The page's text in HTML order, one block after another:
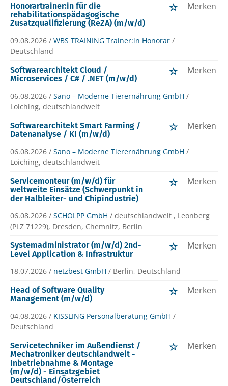
Honorartrainer:in für die
rehabilitationspädagogische
Zusatzqualifizierung (ReZA) (m/w/d)
Merken
09.08.2026 / WBS TRAINING Trainer:in Honorar /
Deutschland
Softwarearchitekt Cloud /
Microservices / C# / .NET (m/w/d)
Merken
06.08.2026 / Sano – Moderne Tierernährung GmbH /
Loiching, deutschlandweit
Softwarearchitekt Smart Farming /
Datenanalyse / KI (m/w/d)
Merken
06.08.2026 / Sano – Moderne Tierernährung GmbH /
Loiching, deutschlandweit
Servicemonteur (m/w/d) für
weltweite Einsätze (Schwerpunkt in
der Halbleiter- und Chipindustrie)
Merken
06.08.2026 / SCHOLPP GmbH / deutschlandweit , Leonberg
(PLZ 71229), Dresden, Chemnitz, Berlin
Systemadministrator (m/w/d) 2nd-
Level Application & Infrastruktur
Merken
18.07.2026 / netzbest GmbH / Berlin, Deutschland
Head of Software Quality
Management (m/w/d)
Merken
04.08.2026 / KISSLING Personalberatung GmbH /
Deutschland
Servicetechniker im Außendienst /
Mechatroniker deutschlandweit -
Inbetriebnahme & Montage
(m/w/d) - Einsatzgebiet
Deutschland/Österreich
Merken